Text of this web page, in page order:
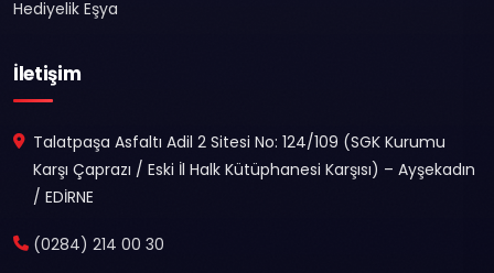
Hediyelik Eşya
İletişim
Talatpaşa Asfaltı Adil 2 Sitesi No: 124/109 (SGK Kurumu
Karşı Çaprazı / Eski İl Halk Kütüphanesi Karşısı) – Ayşekadın
/ EDİRNE
(0284) 214 00 30